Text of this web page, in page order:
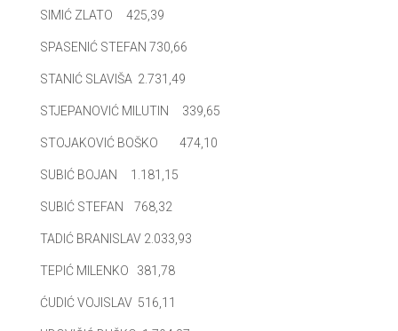
SIMIĆ ZLATO 425,39
SPASENIĆ STEFAN 730,66
STANIĆ SLAVIŠA 2.731,49
STJEPANOVIĆ MILUTIN 339,65
STOJAKOVIĆ BOŠKO 474,10
SUBIĆ BOJAN 1.181,15
SUBIĆ STEFAN 768,32
TADIĆ BRANISLAV 2.033,93
TEPIĆ MILENKO 381,78
ĆUDIĆ VOJISLAV 516,11